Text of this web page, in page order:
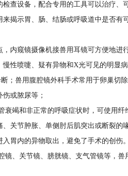
查设备，配合专用的工具可以治疗
揭示胃、肠、结肠或呼吸道中是否
内窥镜摄像机接兽用耳镜可方便地进
性喷嚏、疑有异物和X光可见的明显病
兽用腹腔镜外科手术常用于卵巢切
或脓尿等；
竭和非正常的呼吸症状时，可使用纤
关节肿胀、单侧肘后肌突出或断裂的
胃内的异物取出，避免了手术的创伤。
、关节镜、膀胱镜、支气管镜等，